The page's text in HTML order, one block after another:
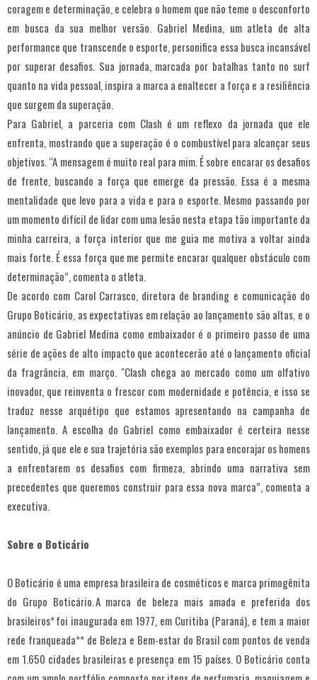
coragem e determinação, e celebra o homem que não teme o desconforto
em busca da sua melhor versão. Gabriel Medina, um atleta de alta
performance que transcende o esporte, personifica essa busca incansável
por superar desafios. Sua jornada, marcada por batalhas tanto no surf
quanto na vida pessoal, inspira a marca a enaltecer a força e a resiliência
que surgem da superação.
Para Gabriel, a parceria com Clash é um reflexo da jornada que ele
enfrenta, mostrando que a superação é o combustível para alcançar seus
objetivos. “A mensagem é muito real para mim. É sobre encarar os desafios
de frente, buscando a força que emerge da pressão. Essa é a mesma
mentalidade que levo para a vida e para o esporte. Mesmo passando por
um momento difícil de lidar com uma lesão nesta etapa tão importante da
minha carreira, a força interior que me guia me motiva a voltar ainda
mais forte. É essa força que me permite encarar qualquer obstáculo com
determinação”, comenta o atleta.
De acordo com Carol Carrasco, diretora de branding e comunicação do
Grupo Boticário, as expectativas em relação ao lançamento são altas, e o
anúncio de Gabriel Medina como embaixador é o primeiro passo de uma
série de ações de alto impacto que acontecerão até o lançamento oficial
da fragrância, em março. "Clash chega ao mercado como um olfativo
inovador, que reinventa o frescor com modernidade e potência, e isso se
traduz nesse arquétipo que estamos apresentando na campanha de
lançamento. A escolha do Gabriel como embaixador é certeira nesse
sentido, já que ele e sua trajetória são exemplos para encorajar os homens
a enfrentarem os desafios com firmeza, abrindo uma narrativa sem
precedentes que queremos construir para essa nova marca”, comenta a
executiva.
Sobre o Boticário
O Boticário é uma empresa brasileira de cosméticos e marca primogênita
do Grupo Boticário. A marca de beleza mais amada e preferida dos
brasileiros* foi inaugurada em 1977, em Curitiba (Paraná), e tem a maior
rede franqueada** de Beleza e Bem-estar do Brasil com pontos de venda
em 1.650 cidades brasileiras e presença em 15 países. O Boticário conta